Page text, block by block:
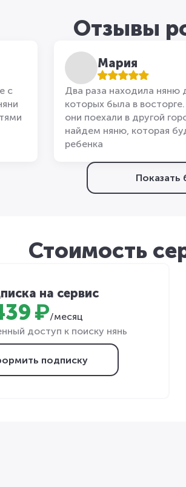
Отзывы
с
Мария
Два раза находила няню
которых была в
они поехали в другой
найдем няню, которая
ребенка
Показать
Стоимость
на сервис
₽/месяц
доступ к поиску нянь
подписку